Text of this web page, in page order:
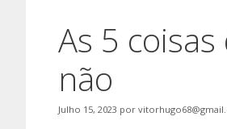
As 5
não
Julho 15, 2023 por